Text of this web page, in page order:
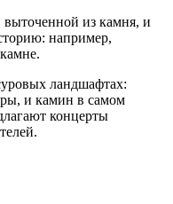
выточенной из камня, и
например,
ландшафтах:
и камин в самом
концерты